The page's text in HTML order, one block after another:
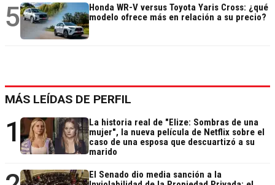
5
Honda WR-V versus Toyota Yaris Cross: ¿qué
modelo ofrece más en relación a su precio?
MÁS LEÍDAS DE PERFIL
1
La historia real de "Elize: Sombras de una
mujer", la nueva película de Netflix sobre el
caso de una esposa que descuartizó a su
marido
El Senado dio media sanción a la